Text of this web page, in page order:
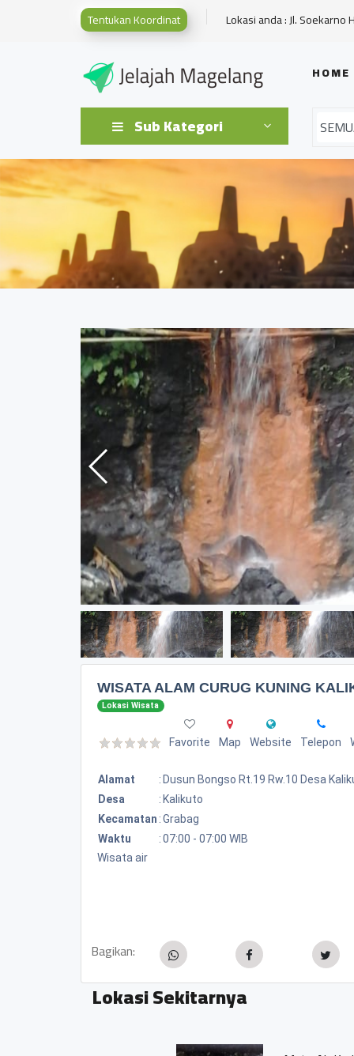
Tentukan Koordinat Lokasi anda : Jl. Soekarno
HOME
Sub Kategori
WISATA ALAM CURUG KUNING
Lokasi Wisata
Favorite Map Website Telepon
Alamat : Dusun Bongso Rt.19 Rw.10 Desa
Desa
: Kalikuto
Kecamatan :Grabag
Waktu
:07:00 - 07:00 WIB
Wisata air
Bagikan:
Lokasi Sekitarnya